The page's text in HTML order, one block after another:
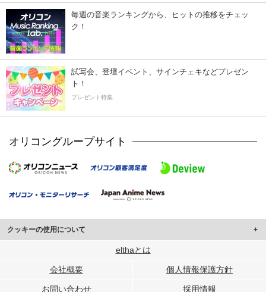
毎週の音楽ランキングから、ヒットの推移をチェッ
ク！
試写会、登壇イベント、サインチェキなどプレゼン
ト！
プレゼント特集
オリコングループサイト
クッキーの使用について
このサイトでは Cookie を使用して、ユーザーに合わせたコンテンツや広告の
行っています。
メディアや広告配信、データ解析の各パートナーに提供しています。
elthaとは
会社概要 個人情報保護方針
お問い合わせ 採用情報